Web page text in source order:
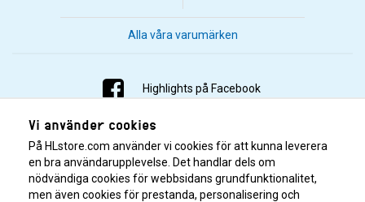
Alla våra varumärken
Highlights på Facebook
Highlights på Instagram
Highlights på Youtube
Highlights på Tiktok
Vi använder cookies
På HLstore.com använder vi cookies för att kunna leverera
en bra användarupplevelse. Det handlar dels om
nödvändiga cookies för webbsidans grundfunktionalitet,
men även cookies för prestanda, personalisering och